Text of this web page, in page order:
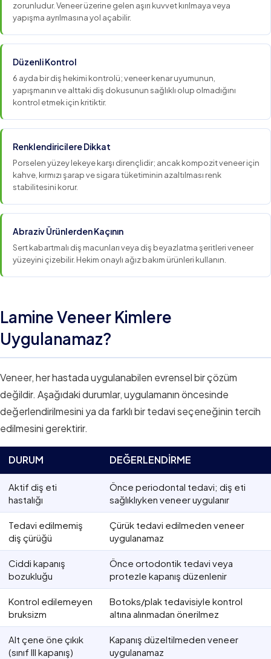
zorunludur. Veneer üzerine gelen aşırı kuvvet kırılmaya veya
yapışma ayrılmasına yol açabilir.
Düzenli Kontrol
6 ayda bir diş hekimi kontrolü; veneer kenar uyumunun,
yapışmanın ve alttaki diş dokusunun sağlıklı olup olmadığını
kontrol etmek için kritiktir.
Renklendiricilere Dikkat
Porselen yüzey lekeye karşı dirençlidir; ancak kompozit veneer için
kahve, kırmızı şarap ve sigara tüketiminin azaltılması renk
stabilitesini korur.
Abraziv Ürünlerden Kaçının
Sert kabartmalı diş macunları veya diş beyazlatma şeritleri veneer
yüzeyini çizebilir. Hekim onaylı ağız bakım ürünleri kullanın.
Lamine Veneer Kimlere
Uygulanamaz?
Veneer, her hastada uygulanabilen evrensel bir çözüm
değildir. Aşağıdaki durumlar, uygulamanın öncesinde
değerlendirilmesini ya da farklı bir tedavi seçeneğinin tercih
edilmesini gerektirir.
DURUM DEĞERLENDIRME
Aktif diş eti
hastalığı
Önce periodontal tedavi; diş eti
sağlıklıyken veneer uygulanır
Tedavi edilmemiş
diş çürüğü
Çürük tedavi edilmeden veneer
uygulanamaz
Ciddi kapanış
bozukluğu
Önce ortodontik tedavi veya
protezle kapanış düzenlenir
Kontrol edilemeyen
bruksizm
Botoks/plak tedavisiyle kontrol
altına alınmadan önerilmez
Alt çene öne çıkık
(sınıf III kapanış)
Kapanış düzeltilmeden veneer
uygulanamaz